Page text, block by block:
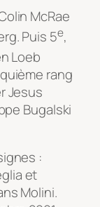
McRae
Puis 5e,
Loeb
rang
Jesus
Bugalski
:
et
Molini.